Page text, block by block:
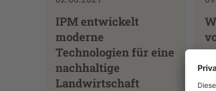
IPM entwickelt
moderne
Technologien für eine
nachhaltige
Landwirtschaft